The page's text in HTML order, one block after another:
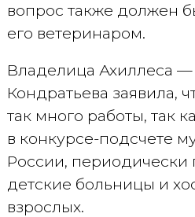
вопрос также должен
его ветеринаром.
Владелица Ахиллеса
Кондратьева заявила,
так много работы, так
в конкурсе-подсчете
России, периодически
детские больницы и
взрослых.